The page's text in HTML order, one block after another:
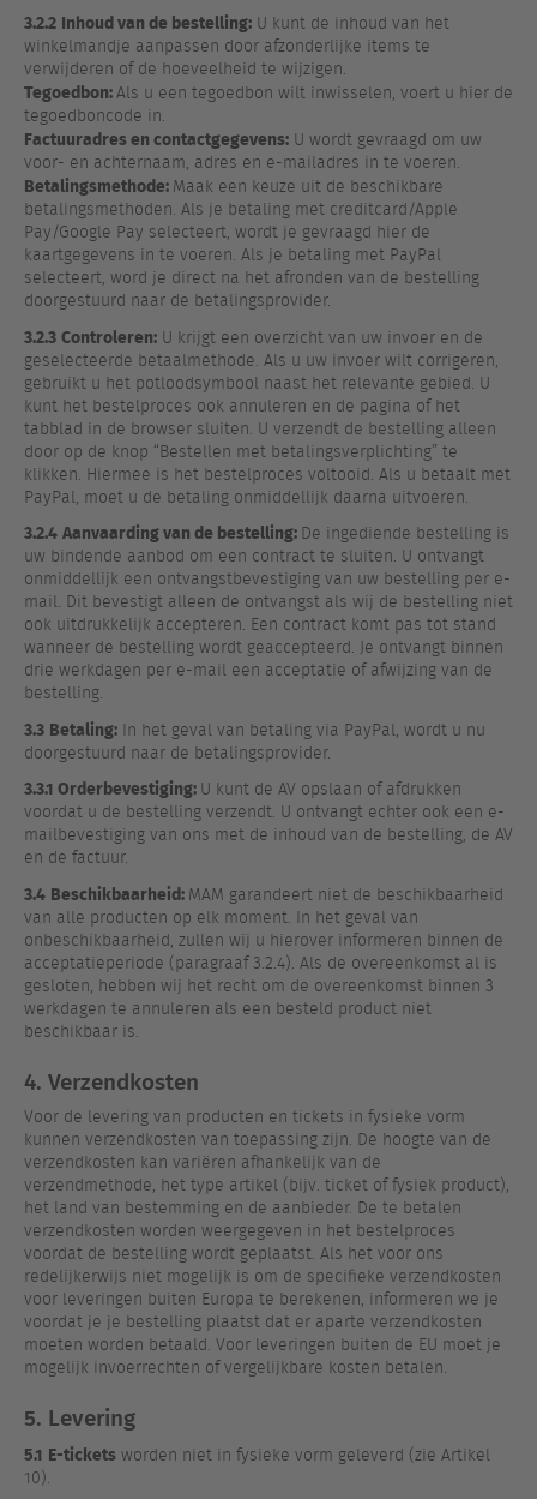
3.2.2 Inhoud van de bestelling: U kunt de inhoud van het
winkelmandje aanpassen door afzonderlijke items te
verwijderen of de hoeveelheid te wijzigen.
Tegoedbon:Als u een tegoedbon wilt inwisselen, voert u hier de
tegoedboncode in.
Factuuradres en contactgegevens: U wordt gevraagd om uw
voor- en achternaam, adres en e-mailadres in te voeren.
Betalingsmethode: Maak een keuze uit de beschikbare
betalingsmethoden. Als je betaling met creditcard/Apple
Pay/Google Pay selecteert, wordt je gevraagd hier de
kaartgegevens in te voeren. Als je betaling met PayPal
selecteert, word je direct na het afronden van de bestelling
doorgestuurd naar de betalingsprovider.
3.2.3Controleren: U krijgt een overzicht van uw invoer en de
geselecteerde betaalmethode. Als u uw invoer wilt corrigeren,
gebruikt u het potloodsymbool naast het relevante gebied. U
kunt het bestelproces ook annuleren en de pagina of het
tabblad in de browser sluiten. U verzendt de bestelling alleen
door op de knop “Bestellen met betalingsverplichting” te
klikken. Hiermee is het bestelproces voltooid. Als u betaalt met
PayPal, moet u de betaling onmiddellijk daarna uitvoeren.
3.2.4Aanvaarding van de bestelling: De ingediende bestelling is
uw bindende aanbod om een contract te sluiten. U ontvangt
onmiddellijk een ontvangstbevestiging van uw bestelling per e-
mail. Dit bevestigt alleen de ontvangst als wij de bestelling niet
ook uitdrukkelijk accepteren. Een contract komt pas tot stand
wanneer de bestelling wordt geaccepteerd. Je ontvangt binnen
drie werkdagen per e-mail een acceptatie of afwijzing van de
bestelling.
3.3 Betaling: In het geval van betaling via PayPal, wordt u nu
doorgestuurd naar de betalingsprovider.
3.3.1 Orderbevestiging: U kunt de AV opslaan of afdrukken
voordat u de bestelling verzendt. U ontvangt echter ook een e-
mailbevestiging van ons met de inhoud van de bestelling, de AV
en de factuur.
3.4 Beschikbaarheid: MAM garandeert niet de beschikbaarheid
van alle producten op elk moment. In het geval van
onbeschikbaarheid, zullen wij u hierover informeren binnen de
acceptatieperiode (paragraaf 3.2.4). Als de overeenkomst al is
gesloten, hebben wij het recht om de overeenkomst binnen 3
werkdagen te annuleren als een besteld product niet
beschikbaar is.
4. Verzendkosten
Voor de levering van producten en tickets in fysieke vorm
kunnen verzendkosten van toepassing zijn. De hoogte van de
verzendkosten kan variëren afhankelijk van de
verzendmethode, het type artikel (bijv. ticket of fysiek product),
het land van bestemming en de aanbieder. De te betalen
verzendkosten worden weergegeven in het bestelproces
voordat de bestelling wordt geplaatst. Als het voor ons
redelijkerwijs niet mogelijk is om de specifieke verzendkosten
voor leveringen buiten Europa te berekenen, informeren we je
voordat je je bestelling plaatst dat er aparte verzendkosten
moeten worden betaald. Voor leveringen buiten de EU moet je
mogelijk invoerrechten of vergelijkbare kosten betalen.
5. Levering
5.1 E-tickets worden niet in fysieke vorm geleverd (zie Artikel
10).